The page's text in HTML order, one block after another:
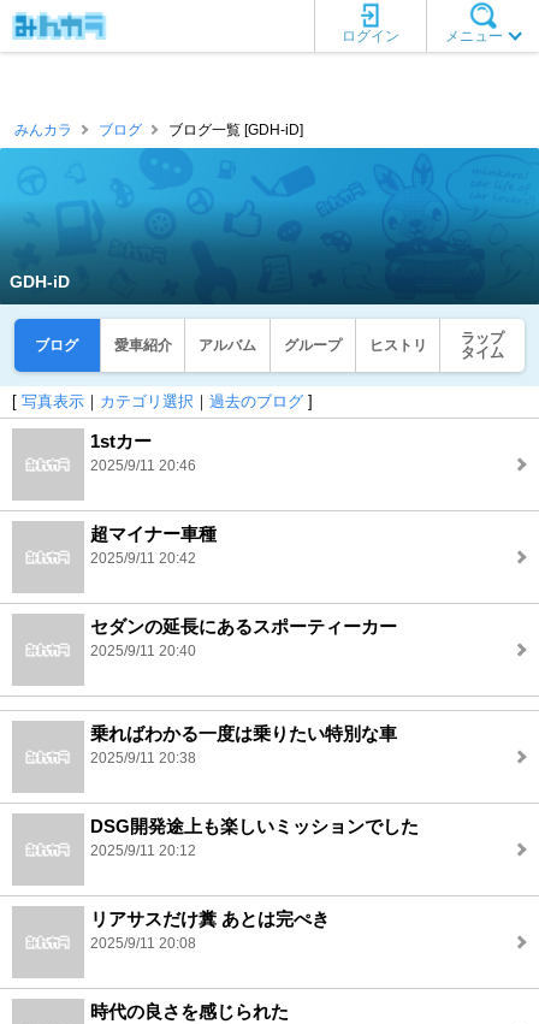
メニュー
ログイン
みんカラ ブログ ブログ一覧 [GDH-iD]
GDH-iD
ブログ 愛車紹介 アルバム グループ ヒストリ
ラップ
タイム
[ 写真表示 ｜ カテゴリ選択 ｜ 過去のブログ ]
1stカー
2025/9/11 20:46
超マイナー車種
2025/9/11 20:42
セダンの延長にあるスポーティーカー
2025/9/11 20:40
乗ればわかる一度は乗りたい特別な車
2025/9/11 20:38
DSG開発途上も楽しいミッションでした
2025/9/11 20:12
リアサスだけ糞 あとは完ぺき
2025/9/11 20:08
時代の良さを感じられた